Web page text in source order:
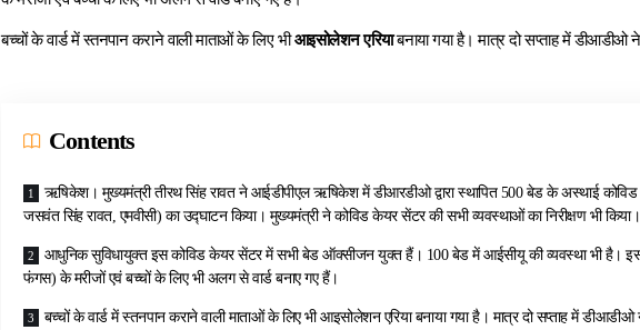
बच्चों के वार्ड में स्तनपान कराने वाली माताओं के लिए भीआइसोलेशन एरियाबनाया गया है। मात्र दो सप्ताह में डीआडीओ
Contents
ऋषिकेश। मुख्यमंत्री तीरथ सिंह रावत ने आईडीपीएल ऋषिकेश में डीआरडीओ द्वारा स्थापित 500 बेड के अस्थाई
जसवंत सिंह रावत, एमवीसी) का उद्घाटन किया। मुख्यमंत्री ने कोविड केयर सेंटर की सभी व्यवस्थाओं का निरीक्षण भी किया।
आधुनिक सुविधायुक्त इस कोविड केयर सेंटर में सभी बेड ऑक्सीजन युक्त हैं। 100 बेड में आईसीयू की व्यवस्था भी है।
फंगस) के मरीजों एवं बच्चों के लिए भी अलग से वार्ड बनाए गए हैं।
बच्चों के वार्ड में स्तनपान कराने वाली माताओं के लिए भी आइसोलेशन एरिया बनाया गया है। मात्र दो सप्ताह में